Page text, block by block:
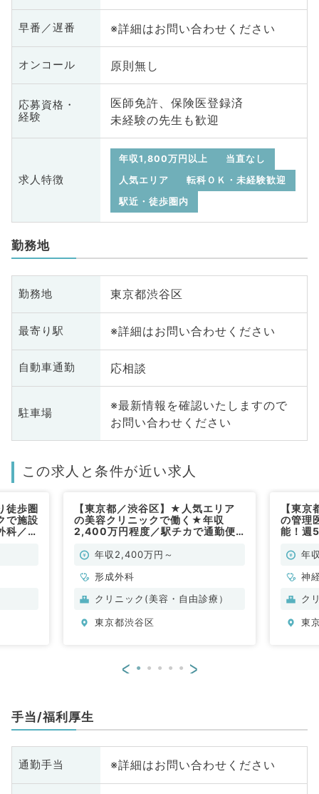
早番／遅番 ※詳細はお問い合わせください
オンコール 原則無し
応募資格・
経験
医師免許、保険医登録済
未経験の先生も歓迎
求人特徴
年収1,800万円以上
当直なし
人気エリア
転科ＯＫ・未経験歓迎
駅近・徒歩圏内
勤務地
勤務地 東京都渋谷区
最寄り駅 ※詳細はお問い合わせください
自動車通勤 応相談
駐車場
※最新情報を確認いたしますので
お問い合わせください
この求人と条件が近い求人
徒歩圏
で施設
科／非
【東京都／渋谷区】★人気エリア
の美容クリニックで働く★年収
2,400万円程度／駅チカで通勤便
年収2,400万円～
形成外科
クリニック(美容・自由診療）
東京都渋谷区
【東
の管理
能！週
年
神
ル
脳
ク
東
< >
手当/福利厚生
通勤手当 ※詳細はお問い合わせください